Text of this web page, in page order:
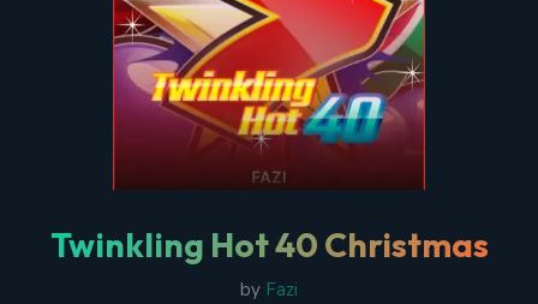
Twinkling Hot 40 Christmas
by Fazi